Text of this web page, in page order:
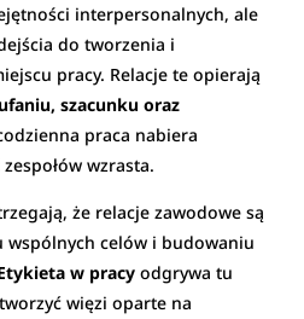
interpersonalnych, ale
do tworzenia i
pracy. Relacje te opierają
szacunku oraz
praca nabiera
wzrasta.
że relacje zawodowe są
wspólnych celów i budowaniu
w pracy odgrywa tu
więzi oparte na